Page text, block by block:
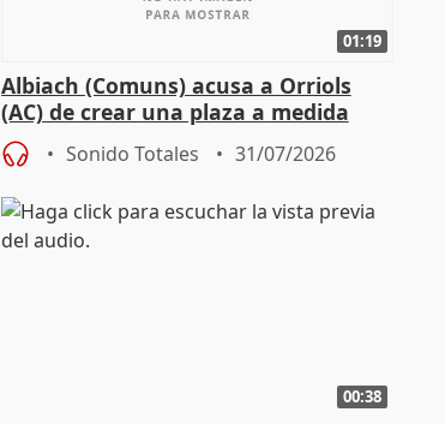
01:19
Albiach (Comuns) acusa a Orriols
(AC) de crear una plaza a medida
para su hija en Ripoll (Girona)
Sonido Totales 31/07/2026
00:38